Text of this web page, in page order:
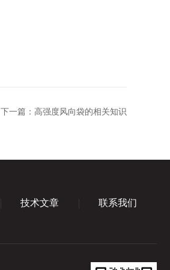
下一篇： 高强度风向袋的相关知识
技术文章 联系我们